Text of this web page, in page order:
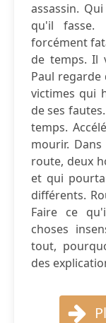
assassin.
qu'il fasse.
forcément
de temps. Il
Paul
victimes qui
de ses
temps.
mourir.
route, deux
et qui
différents.
Faire ce
choses
tout,
des